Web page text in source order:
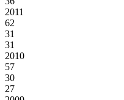
2011
62
31
31
2010
57
30
27